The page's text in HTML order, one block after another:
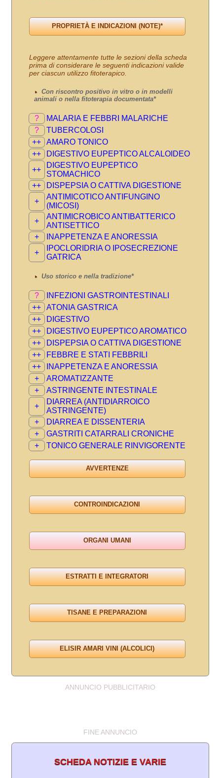
Leggere attentamente tutte le sezioni della scheda
prima di considerare le seguenti indicazioni valide
per ciascun utilizzo fitoterapico.
Con riscontro positivo in vitro o in modelli
animali o nella fitoterapia documentata*
?
MALARIA E FEBBRI MALARICHE
?
TUBERCOLOSI
++
AMARO TONICO
++
DIGESTIVO EUPEPTICO ALCALOIDEO
++
DIGESTIVO EUPEPTICO
STOMACHICO
++
DISPEPSIA O CATTIVA DIGESTIONE
+
ANTIMICOTICO ANTIFUNGINO
(MICOSI)
+
ANTIMICROBICO ANTIBATTERICO
ANTISETTICO
+
INAPPETENZA E ANORESSIA
+
IPOCLORIDRIA O IPOSECREZIONE
GATRICA
Uso storico e nella tradizione*
?
INFEZIONI GASTROINTESTINALI
++
ATONIA GASTRICA
++
DIGESTIVO
++
DIGESTIVO EUPEPTICO AROMATICO
++
DISPEPSIA O CATTIVA DIGESTIONE
++
FEBBRE E STATI FEBBRILI
++
INAPPETENZA E ANORESSIA
+
AROMATIZZANTE
+
ASTRINGENTE INTESTINALE
+
DIARREA (ANTIDIARROICO
ASTRINGENTE)
+
DIARREA E DISSENTERIA
+
GASTRITI CATARRALI CRONICHE
+
TONICO GENERALE RINVIGORENTE
ANNUNCIO PUBBLICITARIO
FINE ANNUNCIO
SCHEDA NOTIZIE E VARIE